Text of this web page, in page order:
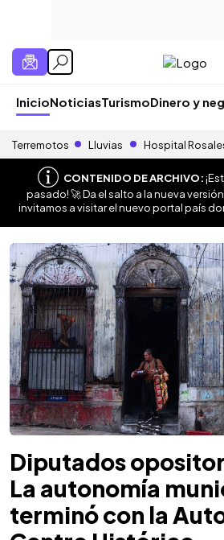
InicioNoticiasTurismoDinero y
Terremotos Lluvias Hospital
CONTENIDO DE ARCHIVO:
pasado! 🚀 Da el salto a la nueva
invitamos a visitar el nuevo portal país
Diputados
La autonomía
terminó con la